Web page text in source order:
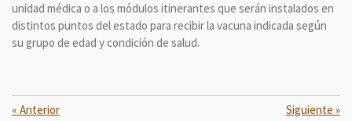
unidad médica o a los módulos itinerantes que serán instalados en
distintos puntos del estado para recibir la vacuna indicada según
su grupo de edad y condición de salud.
« Anterior Siguiente »